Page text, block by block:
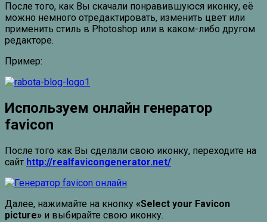
После того, как Вы скачали понравившуюся иконку, её
можно немного отредактировать, изменить цвет или
применить стиль в Photoshop или в каком-либо другом
редакторе.
Пример:
Используем онлайн генератор
favicon
После того как Вы сделали свою иконку, переходите на
сайт http://realfavicongenerator.net/
Далее, нажимайте на кнопку «Select your Favicon
picture» и выбирайте свою иконку.